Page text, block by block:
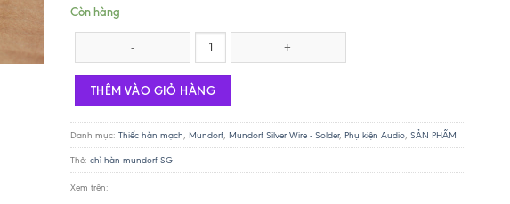
Còn hàng
Chì hàn Mundorf M-solder Silver Gold số lượng
THÊM VÀO GIỎ HÀNG
Danh mục: Thiếc hàn mạch, Mundorf, Mundorf Silver Wire - Solder, Phụ kiện Audio, SẢN PHẨM
Thẻ: chì hàn mundorf SG
Xem trên: